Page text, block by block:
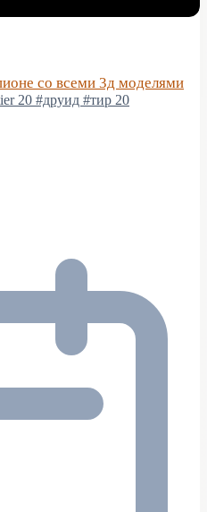
со всеми 3д моделями
20 #друид #тир 20